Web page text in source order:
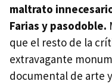
maltrato
Farias y pasodoble.
que el resto de la
extravagante
documental de arte